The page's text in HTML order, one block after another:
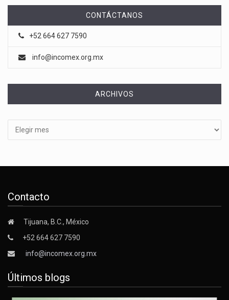
CONTÁCTANOS
+52 664 627 7590
info@incomex.org.mx
ARCHIVOS
Contacto
Tijuana, B.C., México
+52 664 627 7590
info@incomex.org.mx
Últimos blogs